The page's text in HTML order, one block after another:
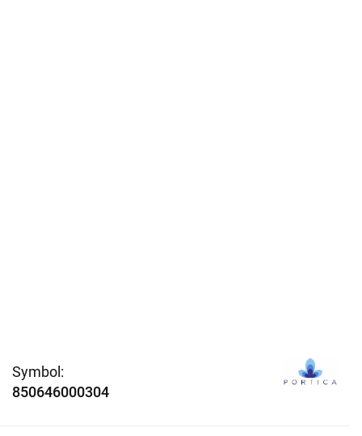
Symbol:
850646000304